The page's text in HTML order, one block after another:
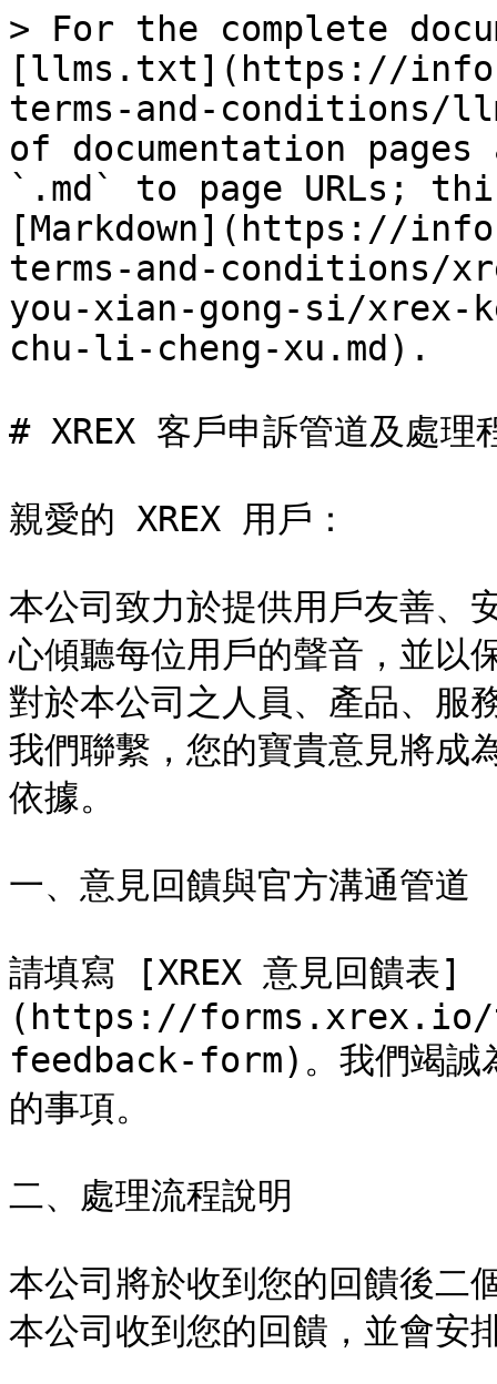
> For the complete
[llms.txt](https://
terms-and-conditions/
of documentation
`.md` to page URLs;
[Markdown](https://
terms-and-conditions/
you-xian-gong-si/xrex-
chu-li-cheng-xu.md).
# XREX 客戶申訴管道及處理
親愛的 XREX 用戶：
本公司致力於提供用戶友善、
心傾聽每位用戶的聲音，並以
對於本公司之人員、產品、服
我們聯繫，您的寶貴意見將成
依據。
一、意見回饋與官方溝通管道
請填寫 [XREX 意見回饋表]
(https://forms.xrex.io/
feedback-form)。我們竭誠
的事項。
二、處理流程說明
本公司將於收到您的回饋後二
本公司收到您的回饋，並會安